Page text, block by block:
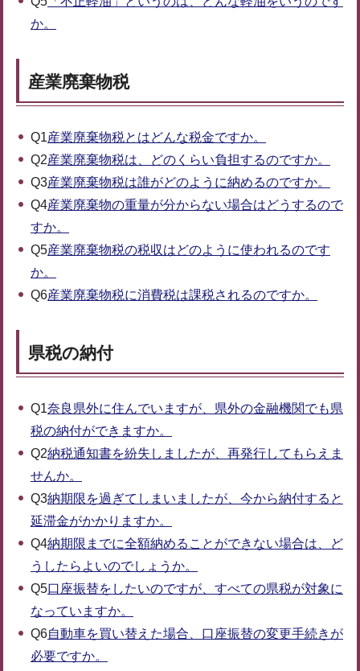
か。
産業廃棄物税
Q1産業廃棄物税とはどんな税金ですか。
Q2産業廃棄物税は、どのくらい負担するのですか。
Q3産業廃棄物税は誰がどのように納めるのですか。
Q4産業廃棄物の重量が分からない場合はどうするので
すか。
Q5産業廃棄物税の税収はどのように使われるのです
か。
Q6産業廃棄物税に消費税は課税されるのですか。
県税の納付
Q1奈良県外に住んでいますが、県外の金融機関でも県
税の納付ができますか。
Q2納税通知書を紛失しましたが、再発行してもらえま
せんか。
Q3納期限を過ぎてしまいましたが、今から納付すると
延滞金がかかりますか。
Q4納期限までに全額納めることができない場合は、ど
うしたらよいのでしょうか。
Q5口座振替をしたいのですが、すべての県税が対象に
なっていますか。
Q6自動車を買い替えた場合、口座振替の変更手続きが
必要ですか。